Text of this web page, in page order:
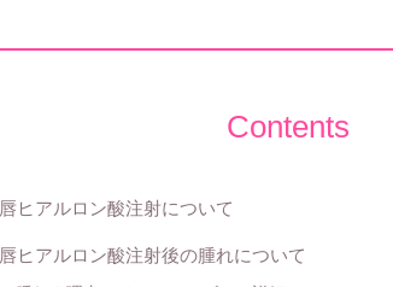
Contents
唇ヒアルロン酸注射について
唇ヒアルロン酸注射後の腫れについて